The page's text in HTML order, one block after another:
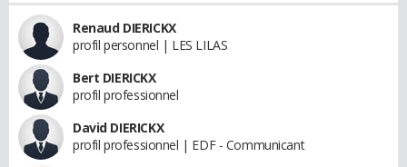
Renaud DIERICKX
profil personnel | LES LILAS
Bert DIERICKX
profil professionnel
David DIERICKX
profil professionnel | EDF - Communicant